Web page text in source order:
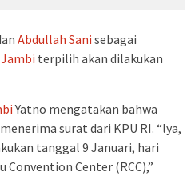
Abdullah Sani sebagai
terpilih akan dilakukan
Yatno mengatakan bahwa
surat dari KPU RI. “lya,
tanggal 9 Januari, hari
Convention Center (RCC),”